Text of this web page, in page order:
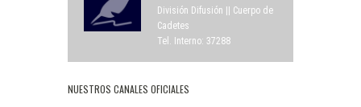
División Difusión || Cuerpo de
Cadetes
Tel. Interno: 37288
NUESTROS CANALES OFICIALES